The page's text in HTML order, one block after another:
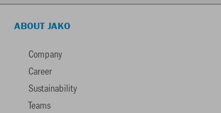
ABOUT JAKO
Company
Career
Sustainability
Teams